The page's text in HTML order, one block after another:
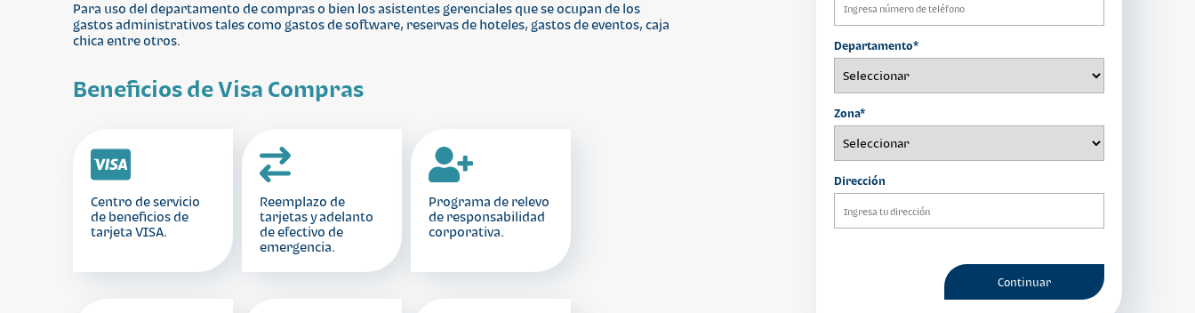
Para uso del departamento de compras o bien los asistentes gerenciales que se ocupan de los
gastos administrativos tales como gastos de software, reservas de hoteles, gastos de eventos, caja
chica entre otros.
Beneficios de Visa Compras
Centro de servicio
de beneficios de
tarjeta VISA.
Reemplazo de
tarjetas y adelanto
de efectivo de
emergencia.
Programa de relevo
de responsabilidad
corporativa.
Departamento*
Zona*
Dirección